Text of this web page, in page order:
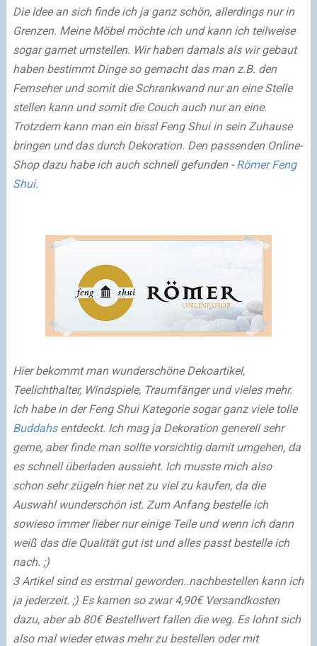
Die Idee an sich finde ich ja ganz schön, allerdings nur in
Grenzen. Meine Möbel möchte ich und kann ich teilweise
sogar garnet umstellen. Wir haben damals als wir gebaut
haben bestimmt Dinge so gemacht das man z.B. den
Fernseher und somit die Schrankwand nur an eine Stelle
stellen kann und somit die Couch auch nur an eine.
Trotzdem kann man ein bissl Feng Shui in sein Zuhause
bringen und das durch Dekoration. Den passenden Online-
Shop dazu habe ich auch schnell gefunden -Römer Feng
Shui.
Hier bekommt man wunderschöne Dekoartikel,
Teelichthalter, Windspiele, Traumfänger und vieles mehr.
Ich habe in der Feng Shui Kategorie sogar ganz viele tolle
Buddahsentdeckt. Ich mag ja Dekoration generell sehr
gerne, aber finde man sollte vorsichtig damit umgehen, da
es schnell überladen aussieht. Ich musste mich also
schon sehr zügeln hier net zu viel zu kaufen, da die
Auswahl wunderschön ist. Zum Anfang bestelle ich
sowieso immer lieber nur einige Teile und wenn ich dann
weiß das die Qualität gut ist und alles passt bestelle ich
nach. ;)
3 Artikel sind es erstmal geworden..nachbestellen kann ich
ja jederzeit. ;) Es kamen so zwar 4,90€ Versandkosten
dazu, aber ab 80€ Bestellwert fallen die weg. Es lohnt sich
also mal wieder etwas mehr zu bestellen oder mit